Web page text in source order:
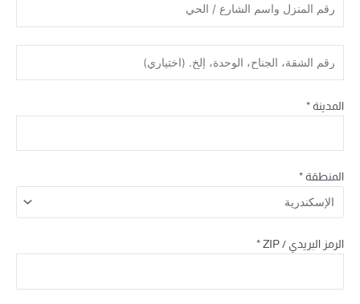
المدينة *
المنطقة *
الرمز البريدي / ZIP *